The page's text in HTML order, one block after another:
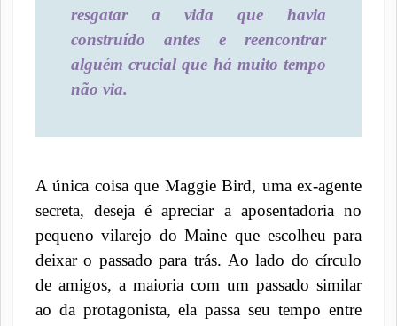
resgatar a vida que havia
construído antes e reencontrar
alguém crucial que há muito tempo
não via.
A única coisa que Maggie Bird, uma ex-agente
secreta, deseja é apreciar a aposentadoria no
pequeno vilarejo do Maine que escolheu para
deixar o passado para trás. Ao lado do círculo
de amigos, a maioria com um passado similar
ao da protagonista, ela passa seu tempo entre